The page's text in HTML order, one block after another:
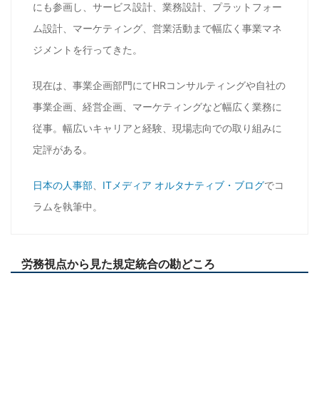
にも参画し、サービス設計、業務設計、プラットフォー
ム設計、マーケティング、営業活動まで幅広く事業マネ
ジメントを行ってきた。
現在は、事業企画部門にてHRコンサルティングや自社の
事業企画、経営企画、マーケティングなど幅広く業務に
従事。幅広いキャリアと経験、現場志向での取り組みに
定評がある。
日本の人事部 ITメディア オルタナティブ・ブログでコ
ラムを執筆中。
労務視点から見た規定統合の勘どころ